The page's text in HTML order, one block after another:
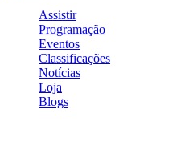
Assistir
Programação
Eventos
Classificações
Notícias
Loja
Blogs